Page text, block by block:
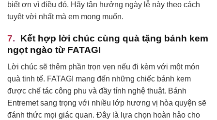
biết ơn vì điều đó. Hãy tận hưởng ngày lễ này theo cách
tuyệt vời nhất mà em mong muốn.
Kết hợp lời chúc cùng quà tặng bánh kem
ngọt ngào từ FATAGI
Lời chúc sẽ thêm phần trọn vẹn nếu đi kèm với một món
quà tinh tế. FATAGI mang đến những chiếc bánh kem
được chế tác công phu và đầy tính nghệ thuật. Bánh
Entremet sang trọng với nhiều lớp hương vị hòa quyện sẽ
đánh thức mọi giác quan. Đây là lựa chọn hoàn hảo cho